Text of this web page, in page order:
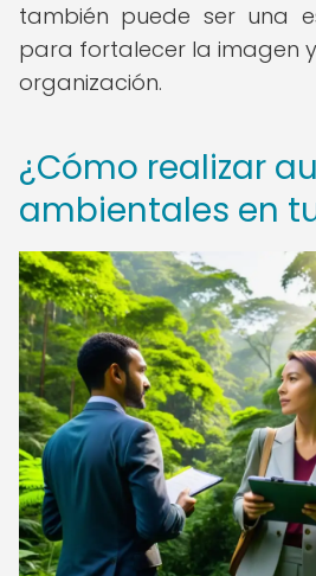
también puede ser una
para fortalecer la imagen
organización.
¿Cómo realizar
ambientales en